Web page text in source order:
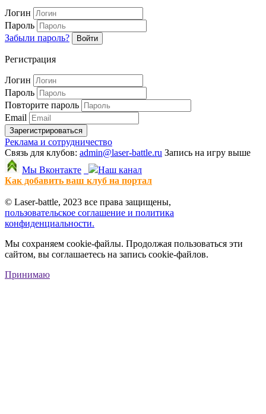
Логин
Пароль
Забыли пароль?
Войти
Регистрация
Логин
Пароль
Повторите пароль
Email
Зарегистрироваться
Реклама и сотрудничество
Связь для клубов: admin@laser-battle.ru Запись на игру выше
Мы Вконтакте
Наш канал
Как добавить ваш клуб на портал
© Laser-battle, 2023 все права защищены,
пользовательское соглашение и политика
конфиденциальности.
Мы сохраняем cookie-файлы. Продолжая пользоваться эти
сайтом, вы соглашаетесь на запись cookie-файлов.
Принимаю